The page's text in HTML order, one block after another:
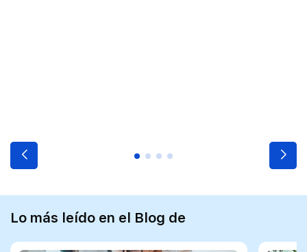
Lo más leído en el Blog de